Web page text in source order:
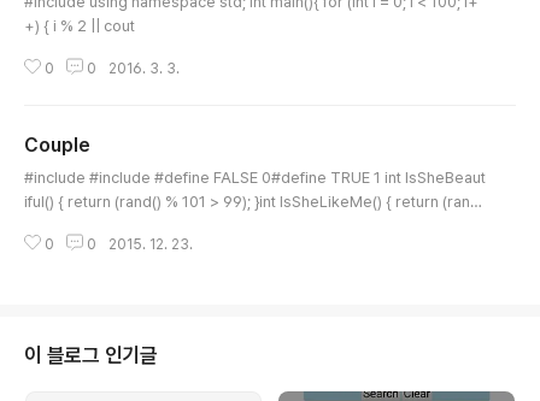
+) { i % 2 || cout
0 0 2016. 3. 3.
Couple
#include #include #define FALSE 0#define TRUE 1 int IsSheBeaut
iful() { return (rand() % 101 > 99); }int IsSheLikeMe() { return (rand
intf ("%d : I meet a girl!\n", count); if ( IsSheBeautiful() && IsSheLik
0 0 2015. 12. 23.
이 블로그 인기글